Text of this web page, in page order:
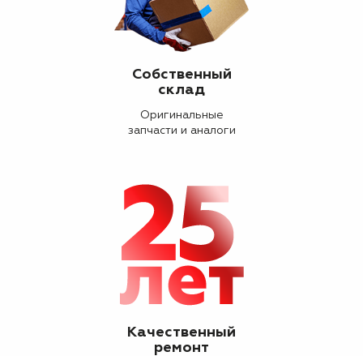
Собственный
склад
Оригинальные
запчасти и аналоги
Качественный
ремонт